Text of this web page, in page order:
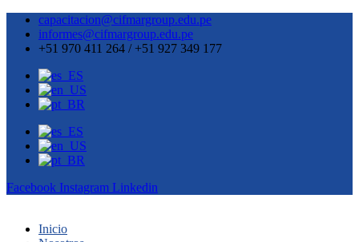
capacitacion@cifmargroup.edu.pe
informes@cifmargroup.edu.pe
+51 970 411 264 / +51 927 349 177
Facebook Instagram Linkedin
Inicio